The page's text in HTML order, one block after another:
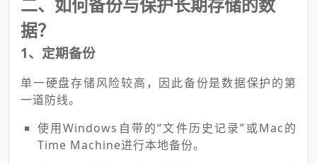
据？
1、定期备份
单一硬盘存储风险较高，因此备份是数据保护的第
一道防线。
使用Windows自带的“文件历史记录”或Mac的
Time Machine进行本地备份。